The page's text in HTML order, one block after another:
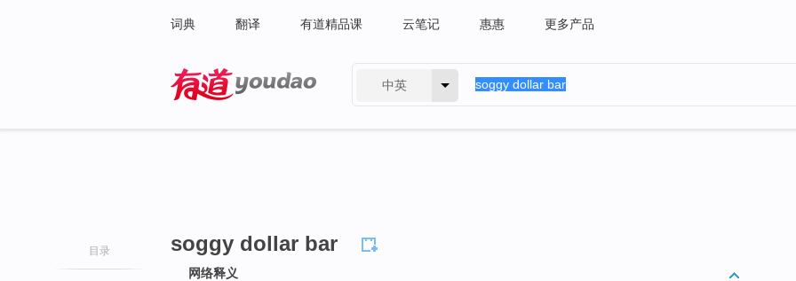
词典 翻译 有道精品课 云笔记 惠惠 更多产品
中英
目录 soggy dollar bar
网络释义